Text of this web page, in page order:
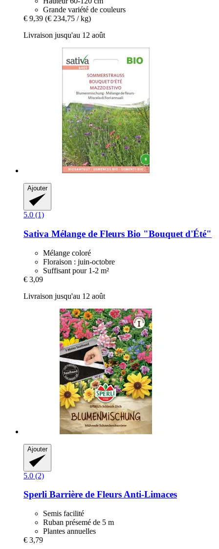
Grande variété de couleurs
€ 9,39 (€ 234,75 / kg)
Livraison jusqu'au 12 août
Ajouter
5.0 (1)
Sativa Mélange de Fleurs Bio "Bouquet d'Été"
Mélange coloré
Floraison : juin-octobre
Suffisant pour 1-2 m²
€ 3,09
Livraison jusqu'au 12 août
Ajouter
5.0 (2)
Sperli Barrière de Fleurs Anti-​Limaces
Semis facilité
Ruban présemé de 5 m
Plantes annuelles
€ 3,79